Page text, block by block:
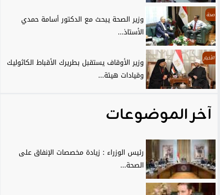
صحة
وزير الصحة يبحث مع الدكتور أسامة حمدي
الأستاذ...
الأخبار
وزير الأوقاف يستقبل بطريرك الأقباط الكاثوليك
وقيادات هيئة...
آخر الموضوعات
رئيس الوزراء : زيادة مخصصات الإنفاق على
الصحة...